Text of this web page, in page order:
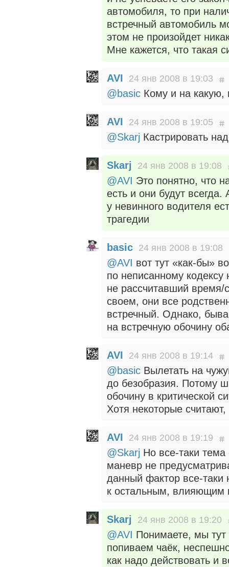
автомобиля, то при
встречный автомобиль
этом не произойдет
Мне кажется, что такая
AVI 24 янв 2008 в 19:03
@basic Кому и на какую,
AVI 24 янв 2008 в 19:05
@Skarj Кастрировать
Skarj 24 янв 2008 в 19:08
@AVI Это понятно, что
есть и они будут
у невинного водителя
трагедии
basic 24 янв 2008 в 19:08
@AVI вот тут «как-бы»
по неписанному
не рассчитавший время/
своем, они все
встречный. Однако,
на встречную обочину
AVI 24 янв 2008 в 19:14
@basic Вылетать на
до безобразия. Потому
обочину в критической
Хотя некоторые
AVI 24 янв 2008 в 19:19
@Skarj Но все-таки
маневр не
данный фактор все-таки
к остальным, влияющим
Skarj 24 янв 2008 в 19:20
@AVI Понимаете, мы
попиваем чаёк,
как надо действовать и